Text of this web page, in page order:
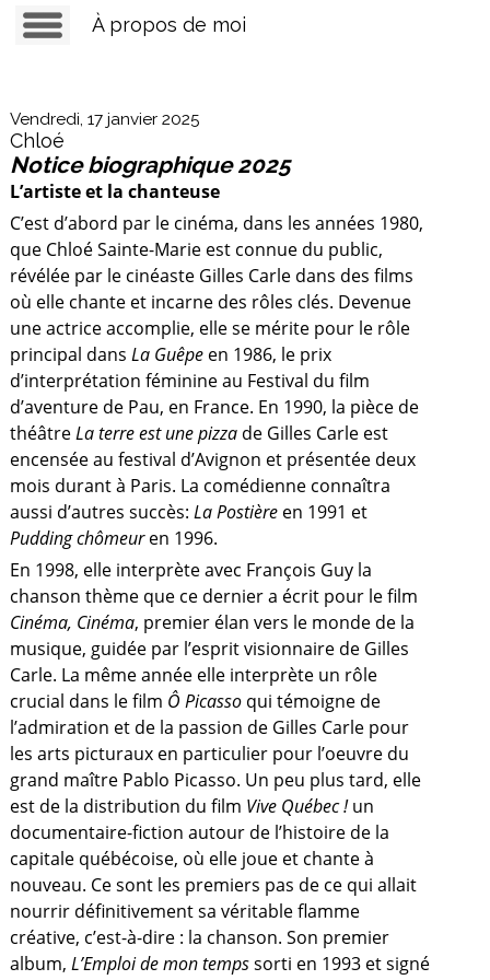
Vendredi, 17 janvier 2025
Chloé
Notice biographique 2025
L’artiste et la chanteuse
C’est d’abord par le cinéma, dans les années 1980,
que Chloé Sainte-Marie est connue du public,
révélée par le cinéaste Gilles Carle dans des films
où elle chante et incarne des rôles clés. Devenue
une actrice accomplie, elle se mérite pour le rôle
principal dans La Guêpe en 1986, le prix
d’interprétation féminine au Festival du film
d’aventure de Pau, en France. En 1990, la pièce de
théâtreLa terre est une pizza de Gilles Carle est
encensée au festival d’Avignon et présentée deux
mois durant à Paris. La comédienne connaîtra
aussi d’autres succès: La Postière en 1991 et
Pudding chômeuren 1996.
En 1998, elle interprète avec François Guy la
chanson thème que ce dernier a écrit pour le film
Cinéma, Cinéma, premier élan vers le monde de la
musique, guidée par l’esprit visionnaire de Gilles
Carle. La même année elle interprète un rôle
crucial dans le film Ô Picasso qui témoigne de
l’admiration et de la passion de Gilles Carle pour
les arts picturaux en particulier pour l’oeuvre du
grand maître Pablo Picasso. Un peu plus tard, elle
est de la distribution du film Vive Québec !un
documentaire-fiction autour de l’histoire de la
capitale québécoise, où elle joue et chante à
nouveau. Ce sont les premiers pas de ce qui allait
nourrir définitivement sa véritable flamme
créative, c’est-à-dire : la chanson. Son premier
album, L’Emploi de mon tempssorti en 1993 et signé
À propos de moi